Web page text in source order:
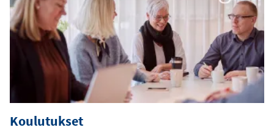
Koulutukset